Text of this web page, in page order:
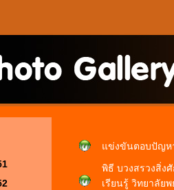
แข่งขันตอบปัญห
พิธี บวงสรวงสิ่ง
เรียนรู้ วิทยาลัย